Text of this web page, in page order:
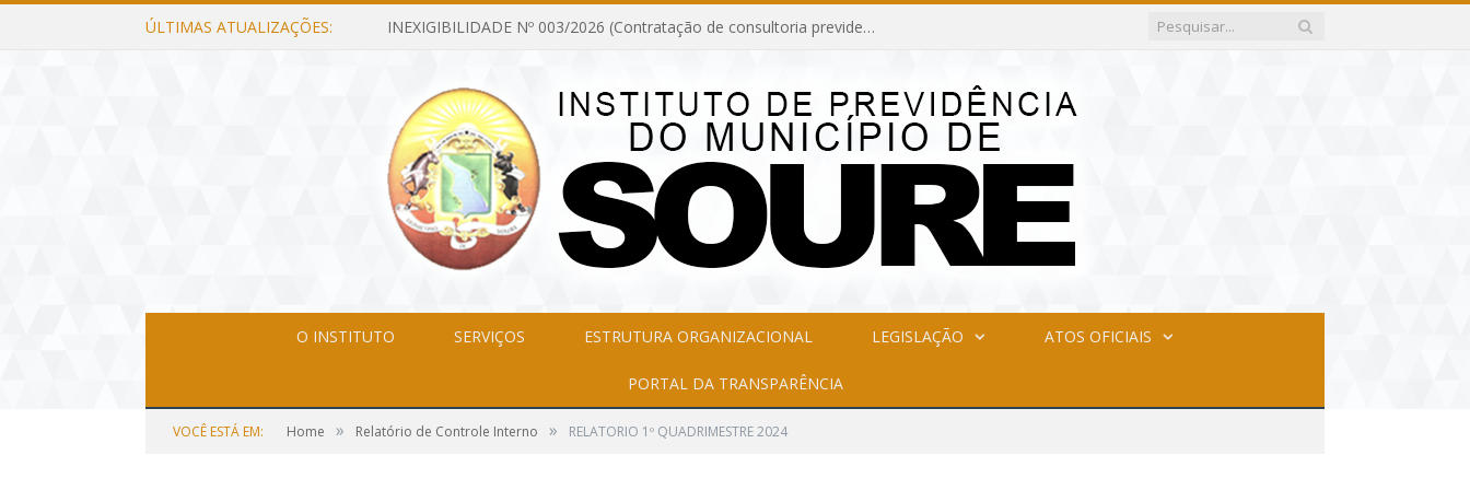
ÚLTIMAS ATUALIZAÇÕES: INEXIGIBILIDADE Nº 003/2026 (Contratação de consultoria previdenciária com finalidade de obtenção do CRP, confecção dos demonstrativos previdenciários DAIR, DIPR e DPIN, preparar e alimentar o CADPREV, em atendimento às demandas do Instituto de Previdência dos Servidores do Município de Soure – IPSMS, por um período de 10 (dez) meses)
O INSTITUTO SERVIÇOS ESTRUTURA ORGANIZACIONAL LEGISLAÇÃO ATOS OFICIAIS
PORTAL DA TRANSPARÊNCIA
VOCÊ ESTÁ EM: Home » Relatório de Controle Interno » RELATORIO 1º QUADRIMESTRE 2024